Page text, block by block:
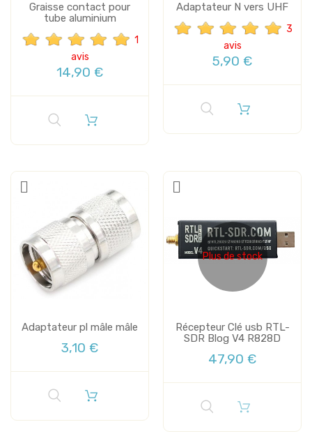
Graisse contact pour
tube aluminium
1
avis
14,90 €
Adaptateur N vers UHF
3
avis
5,90 €
Adaptateur pl mâle mâle
3,10 €
Plus de stock
Récepteur Clé usb RTL-
SDR Blog V4 R828D
47,90 €